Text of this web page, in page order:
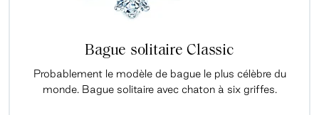
Bague solitaire Classic
Probablement le modèle de bague le plus célèbre du
monde. Bague solitaire avec chaton à six griffes.